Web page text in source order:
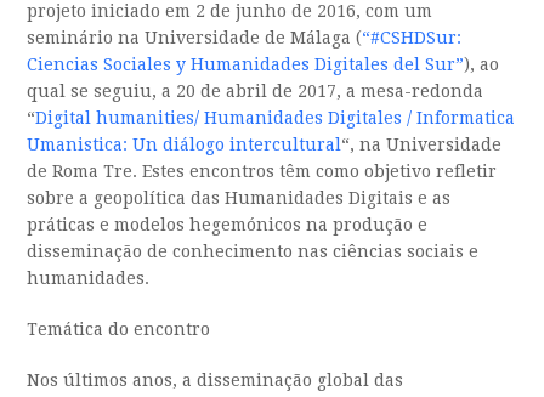
projeto iniciado em 2 de junho de 2016, com um
seminário na Universidade de Málaga (“#CSHDSur:
Ciencias Sociales y Humanidades Digitales del Sur”), ao
qual se seguiu, a 20 de abril de 2017, a mesa-redonda
“Digital humanities/ Humanidades Digitales / Informatica
Umanistica: Un diálogo intercultural“, na Universidade
de Roma Tre. Estes encontros têm como objetivo refletir
sobre a geopolítica das Humanidades Digitais e as
práticas e modelos hegemónicos na produção e
disseminação de conhecimento nas ciências sociais e
humanidades.
Temática do encontro
Nos últimos anos, a disseminação global das